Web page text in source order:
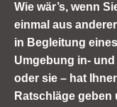
Wie wär’s, wenn
einmal aus
in Begleitung
Umgebung in-
oder sie – hat
Ratschläge